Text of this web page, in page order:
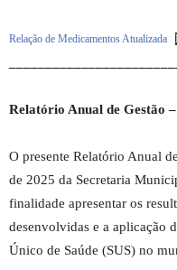
Relação de Medicamentos Atualizada
Relatório Anual de Gestão
O presente Relatório Anual
de 2025 da Secretaria
finalidade apresentar os
desenvolvidas e a aplicação
Único de Saúde (SUS) no